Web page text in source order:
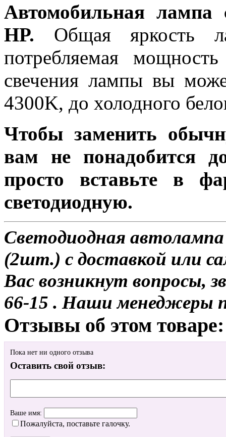
Автомобильная
HP. Общая яркость
потребляемая
свечения лампы вы
4300K, до холодного
Чтобы заменить
вам не понадобится
просто вставьте в
светодиодную.
Светодиодная
(2шт.) с доставкой или
Вас возникнут вопросы,
66-15 . Наши менеджеры
Отзывы об этом товаре:
Пока нет ни одного отзыва
Оставить свой отзыв:
Ваше имя:
Пожалуйста, поставьте галочку.